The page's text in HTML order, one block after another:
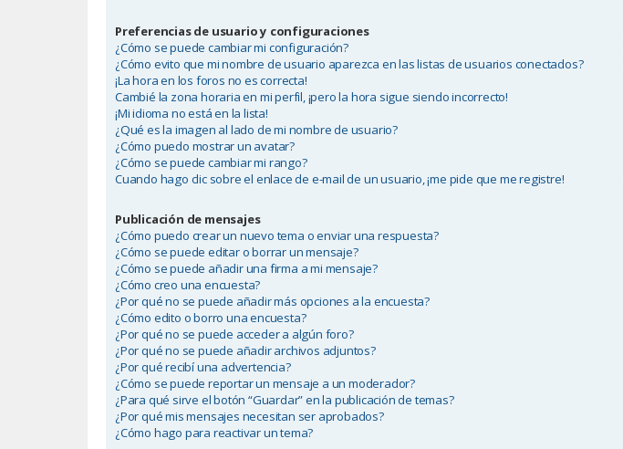
Preferencias de usuario y configuraciones
¿Cómo se puede cambiar mi configuración?
¿Cómo evito que mi nombre de usuario aparezca en las listas de usuarios conectados?
¡La hora en los foros no es correcta!
Cambié la zona horaria en mi perfil, ¡pero la hora sigue siendo incorrecto!
¡Mi idioma no está en la lista!
¿Qué es la imagen al lado de mi nombre de usuario?
¿Cómo puedo mostrar un avatar?
¿Cómo se puede cambiar mi rango?
Cuando hago clic sobre el enlace de e-mail de un usuario, ¡me pide que me registre!
Publicación de mensajes
¿Cómo puedo crear un nuevo tema o enviar una respuesta?
¿Cómo se puede editar o borrar un mensaje?
¿Cómo se puede añadir una firma a mi mensaje?
¿Cómo creo una encuesta?
¿Por qué no se puede añadir más opciones a la encuesta?
¿Cómo edito o borro una encuesta?
¿Por qué no se puede acceder a algún foro?
¿Por qué no se puede añadir archivos adjuntos?
¿Por qué recibí una advertencia?
¿Cómo se puede reportar un mensaje a un moderador?
¿Para qué sirve el botón “Guardar” en la publicación de temas?
¿Por qué mis mensajes necesitan ser aprobados?
¿Cómo hago para reactivar un tema?